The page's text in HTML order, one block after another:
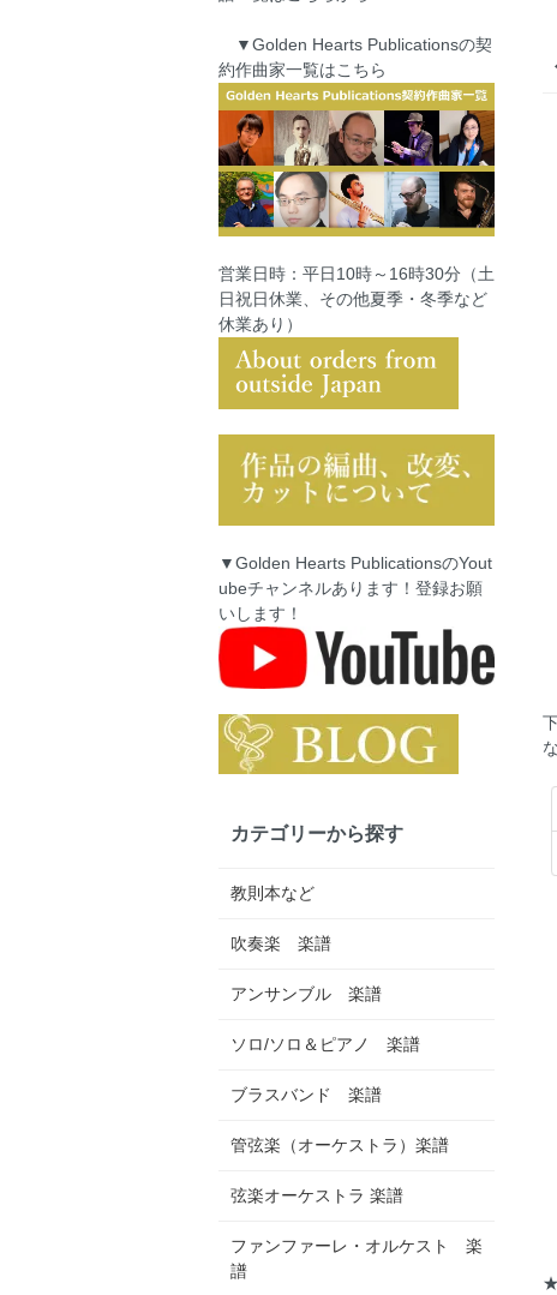
★
▼Golden Hearts Publicationsの契
約作曲家一覧はこちら
営業日時：平日10時～16時30分（土
日祝日休業、その他夏季・冬季など
休業あり）
▼Golden Hearts PublicationsのYout
ubeチャンネルあります！登録お願
いします！
カテゴリーから探す
教則本など
吹奏楽 楽譜
アンサンブル 楽譜
ソロ/ソロ＆ピアノ 楽譜
ブラスバンド 楽譜
管弦楽（オーケストラ）楽譜
弦楽オーケストラ 楽譜
ファンファーレ・オルケスト 楽
譜